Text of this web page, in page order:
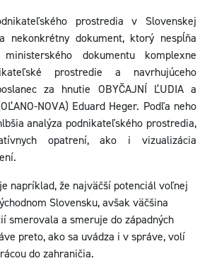
prostredia v Slovenskej
nekonkrétny dokument, ktorý nespĺňa
dokumentu komplexne
prostredie a navrhujúceho
za hnutie OBYČAJNÍ ĽUDIA a
NOVA) Eduard Heger. Podľa neho
analýza podnikateľského prostredia,
opatrení, ako i vizualizácia
napríklad, že najväčší potenciál voľnej
Slovensku, avšak väčšina
smerovala a smeruje do západných
preto, ako sa uvádza i v správe, volí
do zahraničia.